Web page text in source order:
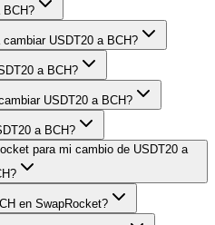
BCH?
USDT20 a BCH?
a BCH?
USDT20 a BCH?
a BCH?
para mi cambio de USDT20 a
en SwapRocket?